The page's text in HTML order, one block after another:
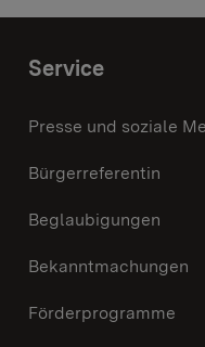
Service
Presse und soziale
Bürgerreferentin
Beglaubigungen
Bekanntmachungen
Förderprogramme